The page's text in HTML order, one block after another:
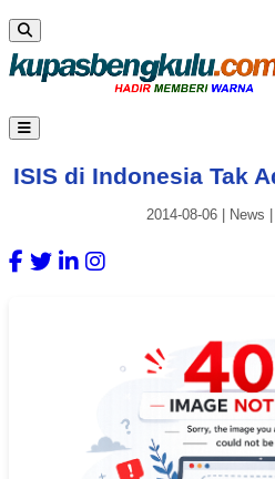
ISIS di Indonesia Tak
2014-08-06 News